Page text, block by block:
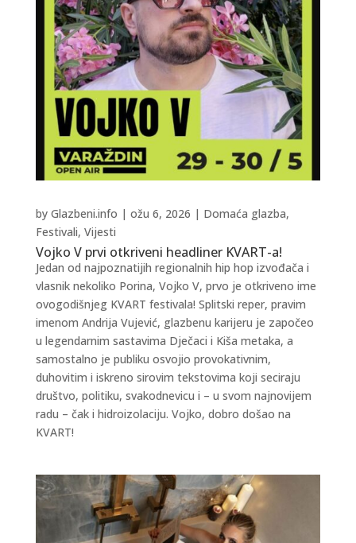
Vojko V prvi otkriveni headliner KVART-a!
by Glazbeni.info | ožu 6, 2026 | Domaća glazba,
Festivali, Vijesti
Jedan od najpoznatijih regionalnih hip hop izvođača i
vlasnik nekoliko Porina, Vojko V, prvo je otkriveno ime
ovogodišnjeg KVART festivala! Splitski reper, pravim
imenom Andrija Vujević, glazbenu karijeru je započeo
u legendarnim sastavima Dječaci i Kiša metaka, a
samostalno je publiku osvojio provokativnim,
duhovitim i iskreno sirovim tekstovima koji seciraju
društvo, politiku, svakodnevicu i – u svom najnovijem
radu – čak i hidroizolaciju. Vojko, dobro došao na
KVART!